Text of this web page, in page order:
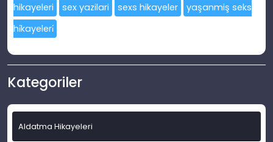
hikayeleri
sex yazilari sexs hikayeler
yaşanmiş seks
hi̇kayeleri̇
Kategoriler
Aldatma Hikayeleri